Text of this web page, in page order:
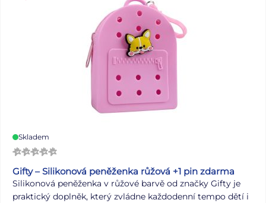
Skladem
Gifty – Silikonová peněženka růžová +1 pin zdarma
Silikonová peněženka v růžové barvě od značky Gifty je
praktický doplněk, který zvládne každodenní tempo dětí i